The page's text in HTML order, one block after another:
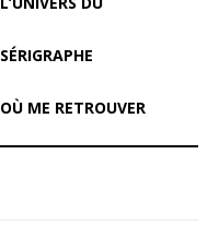
SÉRIGRAPHE
OÙ ME RETROUVER